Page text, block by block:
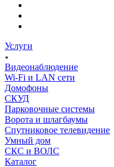
Услуги
Видеонаблюдение
Wi-Fi и LAN сети
Домофоны
СКУД
Парковочные системы
Ворота и шлагбаумы
Спутниковое телевидение
Умный дом
СКС и ВОЛС
Каталог